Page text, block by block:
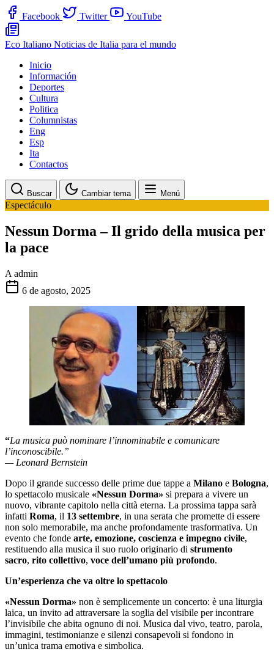
Facebook Twitter YouTube
Eco Italiano Noticias de Italia para el mundo
Inicio
Información
Deportes
Cultura
Politica
Columnistas
Eng
Esp
Ita
Contactos
Buscar Cambiar tema Menú
Espectáculo
Nessun Dorma – Il grido della musica per
la pace
A admin
6 de agosto, 2025
“La musica può nominare l’innominabile e comunicare
l’inconoscibile.”
— Leonard Bernstein
Dopo il grande successo delle prime due tappe a Milano e Bologna,
lo spettacolo musicale «Nessun Dorma» si prepara a vivere un
nuovo, vibrante capitolo nella città eterna. La prossima tappa sarà
infatti Roma, il 13 settembre, in una serata che promette di essere
non solo memorabile, ma anche profondamente trasformativa. Un
evento che fonde arte, emozione, coscienza e impegno civile,
restituendo alla musica il suo ruolo originario di strumento
sacro, rito collettivo, voce dell’umano più profondo.
Un’esperienza che va oltre lo spettacolo
«Nessun Dorma» non è semplicemente un concerto: è una liturgia
laica, un invito ad attraversare la soglia del visibile per incontrare
l’invisibile che abita ognuno di noi. Musica dal vivo, teatro, parola,
immagini, testimonianze e silenzi consapevoli si fondono in
un’unica trama emotiva e simbolica.